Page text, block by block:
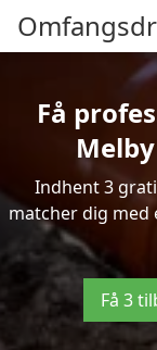
Få
Indhent 3
matcher dig med
Få 3